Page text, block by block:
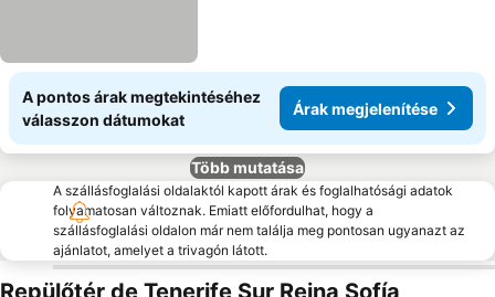
A pontos árak megtekintéséhez
válasszon dátumokat
Árak megjelenítése
Több mutatása
A szállásfoglalási oldalaktól kapott árak és foglalhatósági adatok
folyamatosan változnak. Emiatt előfordulhat, hogy a
szállásfoglalási oldalon már nem találja meg pontosan ugyanazt az
ajánlatot, amelyet a trivagón látott.
Repülőtér de Tenerife Sur Reina Sofía